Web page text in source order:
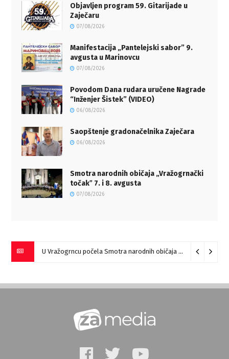
Objavljen program 59. Gitarijade u
Zaječaru
07/08/2026
Manifestacija „Pantelejski sabor” 9.
avgusta u Marinovcu
07/08/2026
Povodom Dana rudara uručene Nagrade
“Inženjer Šistek” (VIDEO)
06/08/2026
Saopštenje gradonačelnika Zaječara
06/08/2026
Smotra narodnih običaja „Vražogrnački
točakˮ 7. i 8. avgusta
07/08/2026
U Vražogrncu počela Smotra narodnih običaja „Vražogrnački točak“